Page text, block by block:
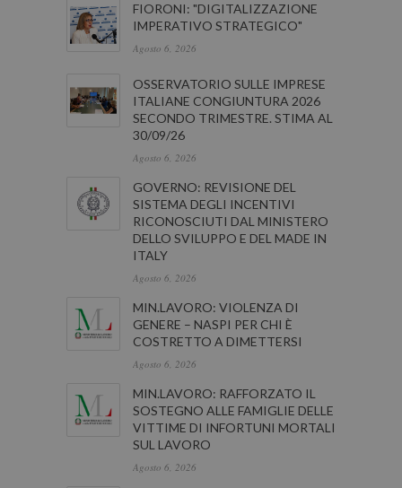
FIORONI: "DIGITALIZZAZIONE
IMPERATIVO STRATEGICO"
Agosto 6, 2026
OSSERVATORIO SULLE IMPRESE
ITALIANE CONGIUNTURA 2026
SECONDO TRIMESTRE. STIMA AL
30/09/26
Agosto 6, 2026
GOVERNO: REVISIONE DEL
SISTEMA DEGLI INCENTIVI
RICONOSCIUTI DAL MINISTERO
DELLO SVILUPPO E DEL MADE IN
ITALY
Agosto 6, 2026
MIN.LAVORO: VIOLENZA DI
GENERE – NASPI PER CHI È
COSTRETTO A DIMETTERSI
Agosto 6, 2026
MIN.LAVORO: RAFFORZATO IL
SOSTEGNO ALLE FAMIGLIE DELLE
VITTIME DI INFORTUNI MORTALI
SUL LAVORO
Agosto 6, 2026